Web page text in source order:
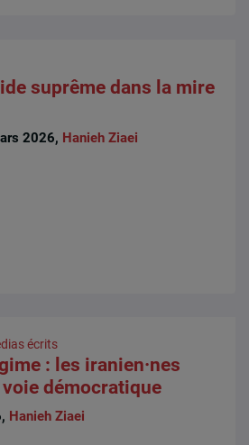
suprême dans la mire
2026, Hanieh Ziaei
écrits
: les iranien·nes
démocratique
Hanieh Ziaei